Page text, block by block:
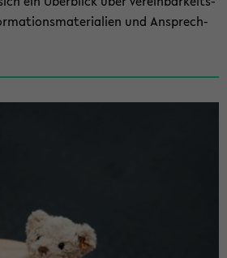
und An­sprech­